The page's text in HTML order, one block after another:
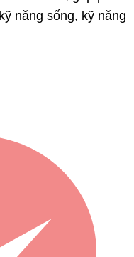
năng sống, kỹ năng